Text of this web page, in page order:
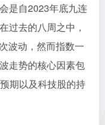
是自2023年底九连
过去的八周之中，
波动，然而指数一
走势的核心因素包
期以及科技股的持